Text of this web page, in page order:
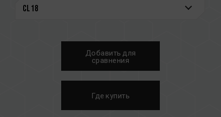
Перед покупкой изделий памяти
ознакомьтесь со списком совместимости
QVL, предоставленным производителем
материнской платы.
Добавить для
сравнения
Где купить